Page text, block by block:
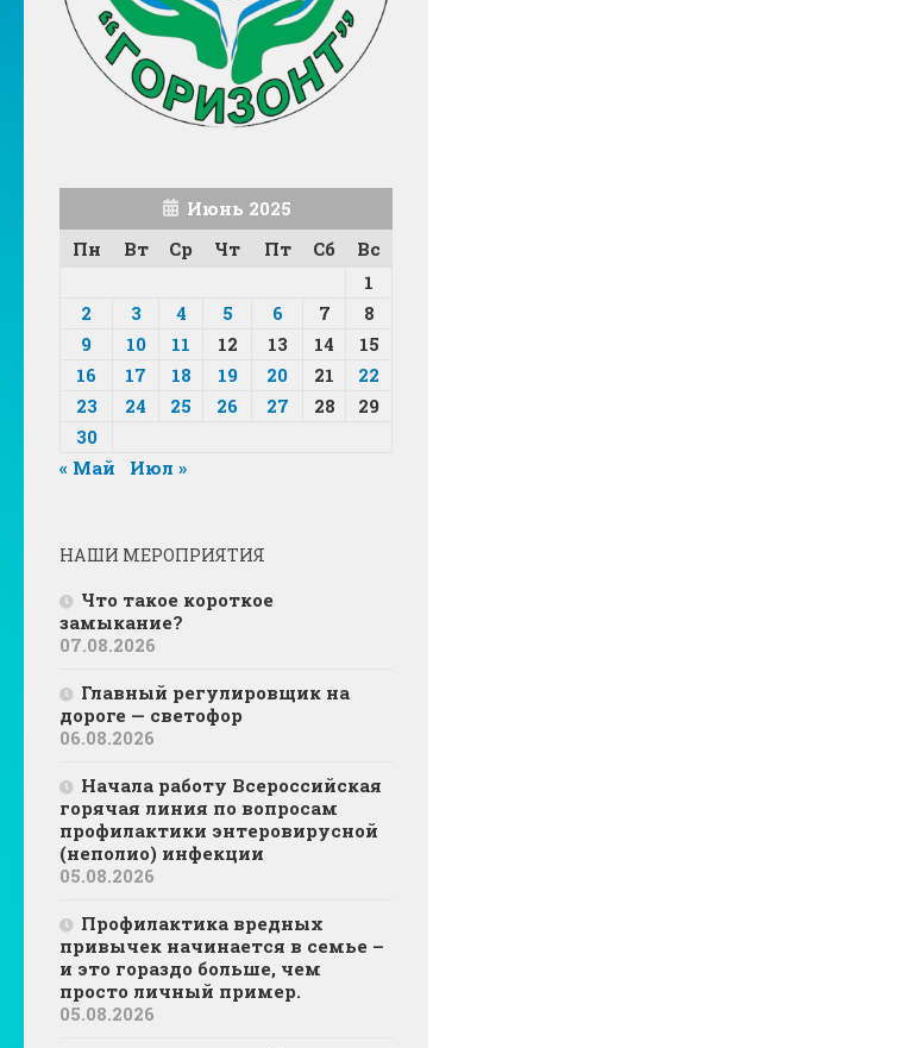
Июнь 2025
Пн
Вт Ср Чт Пт Сб
Вс
1
2
3 4 5 6 7
8
9
10 11 12 13 14
15
16
17 18 19 20 21
22
23
24 25 26 27 28
29
30
« Май
Июл »
НАШИ МЕРОПРИЯТИЯ
Что такое короткое
замыкание?
07.08.2026
Главный регулировщик на
дороге — светофор
06.08.2026
Начала работу Всероссийская
горячая линия по вопросам
профилактики энтеровирусной
(неполио) инфекции
05.08.2026
Профилактика вредных
привычек начинается в семье –
и это гораздо больше, чем
просто личный пример.
05.08.2026